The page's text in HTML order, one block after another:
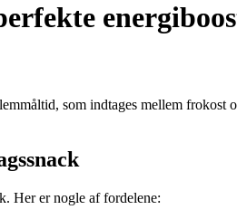
som indtages mellem
Her er nogle af fordelene: